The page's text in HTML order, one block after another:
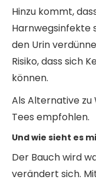
Hinzu kommt,
Harnwegsinfekte
den Urin
Risiko, dass sich
können.
Als Alternative
Tees empfohlen.
Und wie sieht es
Der Bauch wird
verändert sich.